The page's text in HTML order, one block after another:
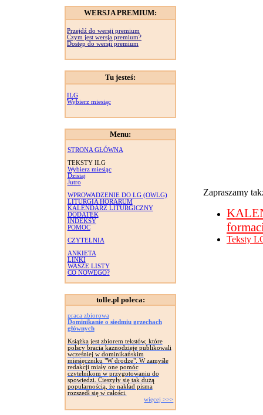
WERSJA PREMIUM:
Przejdź do wersji premium
Czym jest wersja premium?
Dostęp do wersji premium
Tu jesteś:
ILG
Wybierz miesiąc
Menu:
STRONA GŁÓWNA
TEKSTY ILG
Wybierz miesiąc
Dzisiaj
Jutro
WPROWADZENIE DO LG (OWLG)
LITURGIA HORARUM
KALENDARZ LITURGICZNY
DODATEK
INDEKSY
POMOC
CZYTELNIA
ANKIETA
LINKI
WASZE LISTY
CO NOWEGO?
tolle.pl poleca:
praca zbiorowa
Dominikanie o siedmiu grzechach
głównych
Książka jest zbiorem tekstów, które
polscy bracia kaznodzieje publikowali
wcześniej w dominikańskim
miesięczniku "W drodze". W zamyśle
redakcji miały one pomóc
czytelnikom w przygotowaniu do
spowiedzi. Cieszyły się tak dużą
popularnością, że nakład pisma
rozszedł się w całości.
więcej >>>
Zapraszamy
Teksty